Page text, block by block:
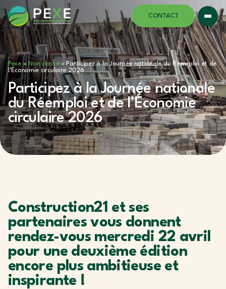
CONTACT
Pexe» Non classé»Participez à la Journée nationale du Réemploi et de
l’Économie circulaire 2026
Participez à la Journée nationale
du Réemploi et de l’Économie
circulaire 2026
Construction21 et ses
partenaires vous donnent
rendez-vous mercredi 22 avril
pour une deuxième édition
encore plus ambitieuse et
inspirante !